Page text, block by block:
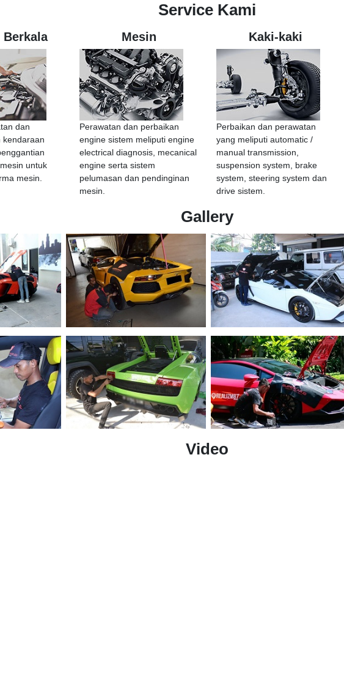
Service Kami
Berkala
dan
kendaraan
untuk
mesin.
Mesin
Perawatan dan perbaikan
engine sistem meliputi engine
electrical diagnosis, mecanical
engine serta sistem
pelumasan dan pendinginan
mesin.
Kaki-kaki
Perbaikan dan perawatan
yang meliputi automatic /
manual transmission,
suspension system, brake
system, steering system dan
drive sistem.
Gallery
Video